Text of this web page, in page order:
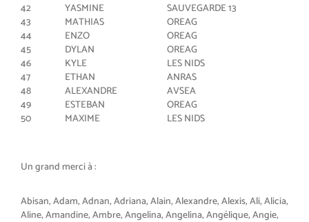
42
YASMINE
SAUVEGARDE 13
43
MATHIAS
OREAG
44
ENZO
OREAG
45
DYLAN
OREAG
46
KYLE
LES NIDS
47
ETHAN
ANRAS
48
ALEXANDRE
AVSEA
49
ESTEBAN
OREAG
50
MAXIME LES NIDS
Un grand merci à :
Abisan, Adam, Adnan, Adriana, Alain, Alexandre, Alexis, Ali, Alicia,
Aline, Amandine, Ambre, Angelina, Angelina, Angélique, Angie,